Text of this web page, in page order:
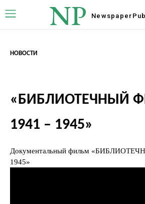
NP Newspaper
НОВОСТИ
«БИБЛИОТЕЧНЫЙ
1941 – 1945»
Документальный фильм
1945»